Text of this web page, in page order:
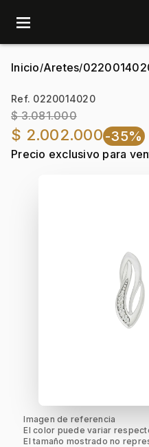
menu
Inicio/Aretes/
Ref. 0220014020
$ 3.081.000
$ 2.002.000 -35%
Precio exclusivo para
Imagen de referencia
El color puede variar
El tamaño mostrado no